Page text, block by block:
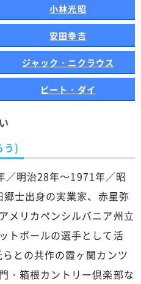
小林光昭
安田幸吉
ジャック・ニクラウス
ピート・ダイ
う)
／明治28年～1971年／昭
士出身の実業家、赤星弥
メリカペンシルバニア州立
トボールの選手として活
との共作の霞ヶ関カンツ
・箱根カントリー倶楽部な